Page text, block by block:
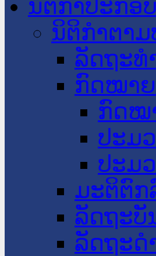
ນິຕິກໍາປະກອ
ນິຕິກໍາຕາມ
ລັດຖະທໍ
ກົດໝາຍ
ກົດໝ
ປະມ
ປະມ
ມະຕິຕົກ
ລັດຖະບັ
ລັດຖະດໍ